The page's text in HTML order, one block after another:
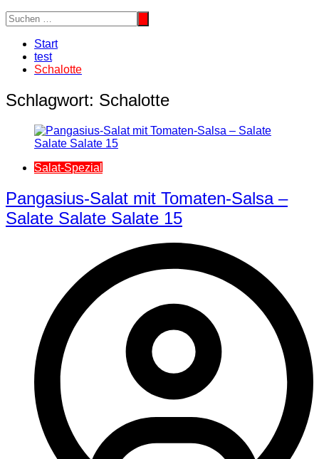
Start
test
Schalotte
Schlagwort: Schalotte
Salat-Spezial
Pangasius-Salat mit Tomaten-Salsa –
Salate Salate Salate 15